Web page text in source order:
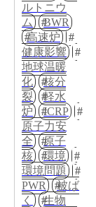
ルトニウ
ム
BWR
高速炉
健康影響
地球温暖
化
核分
裂
軽水
炉
ICRP
原子力安
全
原子
核
環境
環境問題
PWR
被ば
く
生物